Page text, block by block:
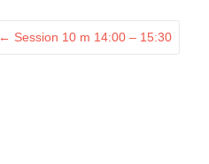
← Session 10 m 14:00 – 15:30